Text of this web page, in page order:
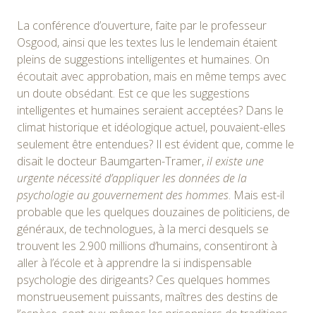
La conférence d’ouverture, faite par le professeur
Osgood, ainsi que les textes lus le lendemain étaient
pleins de suggestions intelligentes et humaines. On
écoutait avec approbation, mais en même temps avec
un doute obsédant. Est ce que les suggestions
intelligentes et humaines seraient acceptées? Dans le
climat historique et idéologique actuel, pouvaient-elles
seulement être entendues? Il est évident que, comme le
disait le docteur Baumgarten-Tramer,il existe une
urgente nécessité d’appliquer les données de la
psychologie au gouvernement des hommes. Mais est-il
probable que les quelques douzaines de politiciens, de
généraux, de technologues, à la merci desquels se
trouvent les 2.900 millions d’humains, consentiront à
aller à l’école et à apprendre la si indispensable
psychologie des dirigeants? Ces quelques hommes
monstrueusement puissants, maîtres des destins de